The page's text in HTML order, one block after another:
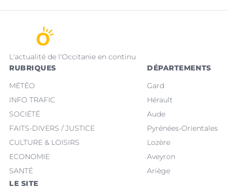
L'actualité de l'Occitanie en continu
RUBRIQUES
MÉTÉO
INFO TRAFIC
SOCIÉTÉ
FAITS-DIVERS / JUSTICE
CULTURE & LOISIRS
ECONOMIE
SANTÉ
DÉPARTEMENTS
Gard
Hérault
Aude
Pyrénées-Orientales
Lozère
Aveyron
Ariège
LE SITE